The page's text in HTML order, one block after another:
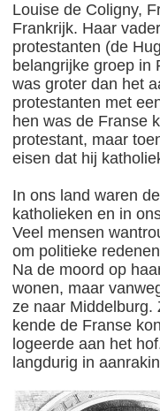
Louise de Coligny,
Frankrijk. Haar
protestanten (de
belangrijke groep in
was groter dan het
protestanten met
hen was de Franse
protestant, maar
eisen dat hij
In ons land waren
katholieken en in
Veel mensen
om politieke
Na de moord op
wonen, maar
ze naar Middelburg.
kende de Franse
logeerde aan het
langdurig in